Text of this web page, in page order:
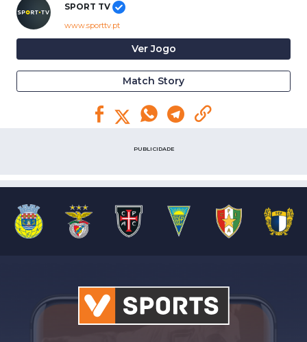
SPORT TV
www.sporttv.pt
Ver Jogo
Match Story
PUBLICIDADE